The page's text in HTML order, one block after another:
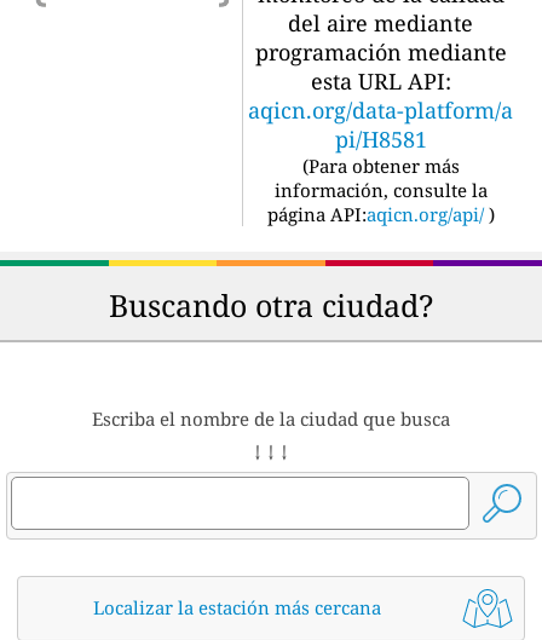
del aire mediante
programación mediante
esta URL API:
aqicn.org/data-platform/a
pi/H8581
(Para obtener más
información, consulte la
página API:aqicn.org/api/ )
Buscando otra ciudad?
Escriba el nombre de la ciudad que busca
↓ ↓ ↓
Localizar la estación más cercana